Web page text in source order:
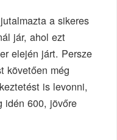
a sikeres
jár, ahol ezt
elején járt. Persze
követően még
is levonni,
idén 600, jövőre